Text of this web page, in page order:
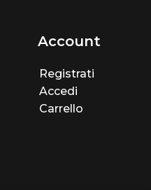
Account
Registrati
Accedi
Carrello